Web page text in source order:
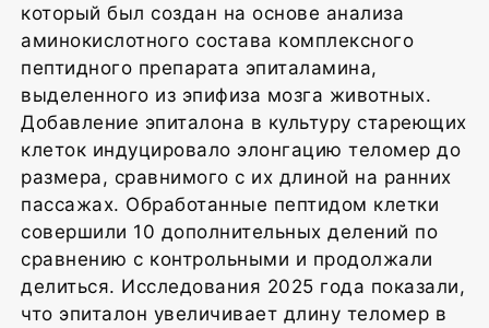
который был создан на основе анализа
аминокислотного состава комплексного
пептидного препарата эпиталамина,
выделенного из эпифиза мозга животных.
Добавление эпиталона в культуру стареющих
клеток индуцировало элонгацию теломер до
размера, сравнимого с их длиной на ранних
пассажах. Обработанные пептидом клетки
совершили 10 дополнительных делений по
сравнению с контрольными и продолжали
делиться. Исследования 2025 года показали,
что эпиталон увеличивает длину теломер в